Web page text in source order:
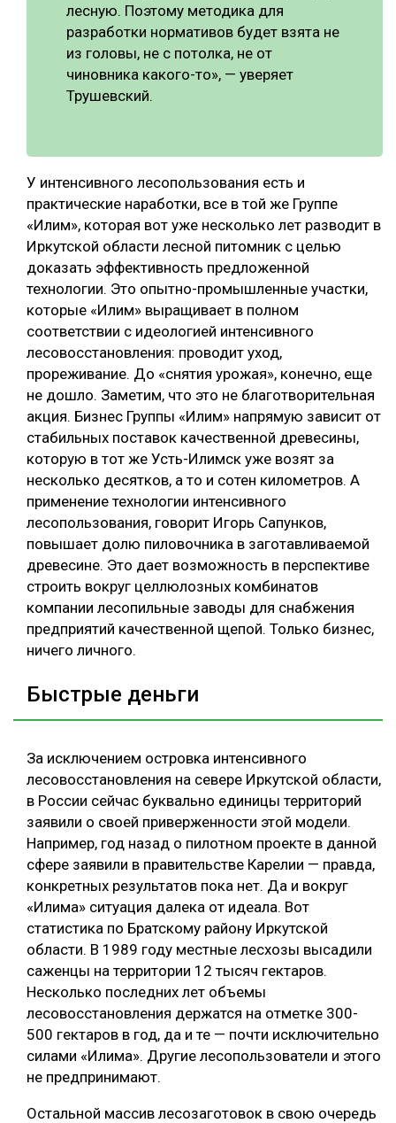
лесную. Поэтому методика для
разработки нормативов будет взята не
из головы, не с потолка, не от
чиновника какого-то», — уверяет
Трушевский.
У интенсивного лесопользования есть и
практические наработки, все в той же Группе
«Илим», которая вот уже несколько лет разводит в
Иркутской области лесной питомник с целью
доказать эффективность предложенной
технологии. Это опытно-промышленные участки,
которые «Илим» выращивает в полном
соответствии с идеологией интенсивного
лесовосстановления: проводит уход,
прореживание. До «снятия урожая», конечно, еще
не дошло. Заметим, что это не благотворительная
акция. Бизнес Группы «Илим» напрямую зависит от
стабильных поставок качественной древесины,
которую в тот же Усть-Илимск уже возят за
несколько десятков, а то и сотен километров. А
применение технологии интенсивного
лесопользования, говорит Игорь Сапунков,
повышает долю пиловочника в заготавливаемой
древесине. Это дает возможность в перспективе
строить вокруг целлюлозных комбинатов
компании лесопильные заводы для снабжения
предприятий качественной щепой. Только бизнес,
ничего личного.
Быстрые деньги
За исключением островка интенсивного
лесовосстановления на севере Иркутской области,
в России сейчас буквально единицы территорий
заявили о своей приверженности этой модели.
Например, год назад о пилотном проекте в данной
сфере заявили в правительстве Карелии — правда,
конкретных результатов пока нет. Да и вокруг
«Илима» ситуация далека от идеала. Вот
статистика по Братскому району Иркутской
области. В 1989 году местные лесхозы высадили
саженцы на территории 12 тысяч гектаров.
Несколько последних лет объемы
лесовосстановления держатся на отметке 300-
500 гектаров в год, да и те — почти исключительно
силами «Илима». Другие лесопользователи и этого
не предпринимают.
Остальной массив лесозаготовок в свою очередь